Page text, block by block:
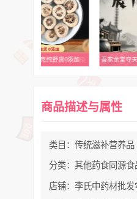
枳实中药材500克纯野货0添加
商品描述与属性
类目：传统滋补营养品
分类：其他药食同源食
店铺：李氏中药材批发